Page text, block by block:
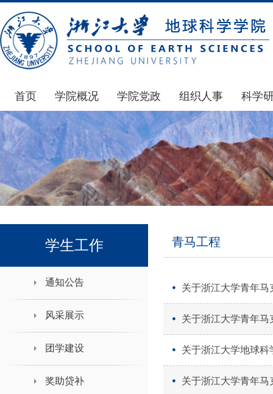
首页 学院概况
学院简介
发展简史
组织机构
师资力量
学院党政
通知公告
学院发文
党委会议纪要
党政联席会议纪要
组织人事
通知公告
博士后管理
人才招聘
年度考核
科学
国家
科研
通知
科研
学生工作
通知公告
风采展示
团学建设
奖助贷补
青马工程
关于浙江大学青年
关于浙江大学青年
关于浙江大学地球科
关于浙江大学青年